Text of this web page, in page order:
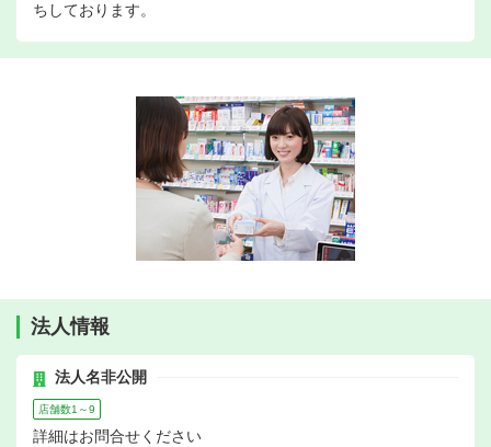
ちしております。
法人情報
法人名非公開
店舗数1～9
詳細はお問合せください